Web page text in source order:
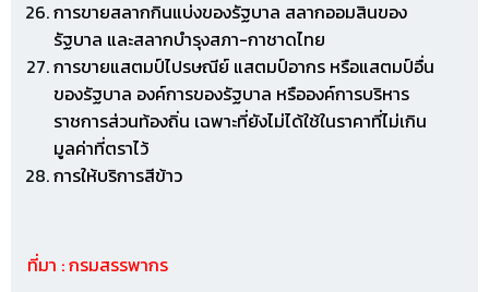
การขายสลากกินแบ่งของรัฐบาล สลากออมสินของ
รัฐบาล และสลากบำรุงสภา-กาชาดไทย
การขายแสตมป์ไปรษณีย์ แสตมป์อากร หรือแสตมป์อื่น
ของรัฐบาล องค์การของรัฐบาล หรือองค์การบริหาร
ราชการส่วนท้องถิ่น เฉพาะที่ยังไม่ได้ใช้ในราคาที่ไม่เกิน
มูลค่าที่ตราไว้
การให้บริการสีข้าว
ที่มา : กรมสรรพากร